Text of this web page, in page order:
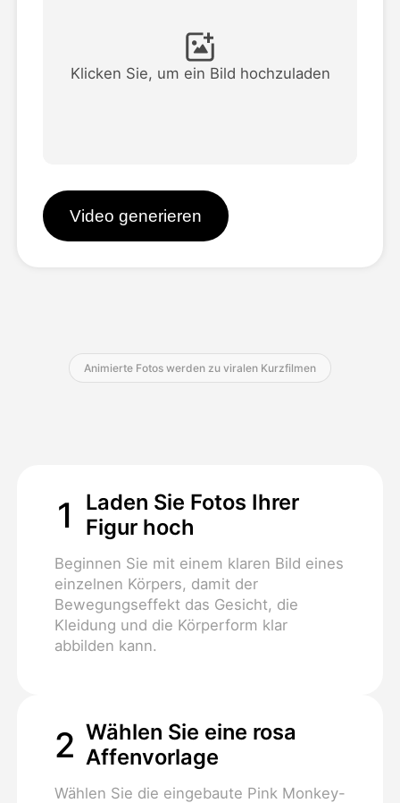
Alle Vorlagen anzeigen
Blog
Klicken Sie, um ein Bild hochzuladen
Video generieren
Animierte Fotos werden zu viralen Kurzfilmen
1
Laden Sie Fotos Ihrer
Figur hoch
Beginnen Sie mit einem klaren Bild eines
einzelnen Körpers, damit der
Bewegungseffekt das Gesicht, die
Kleidung und die Körperform klar
abbilden kann.
2 Wählen Sie eine rosa
Affenvorlage
Wählen Sie die eingebaute Pink Monkey-